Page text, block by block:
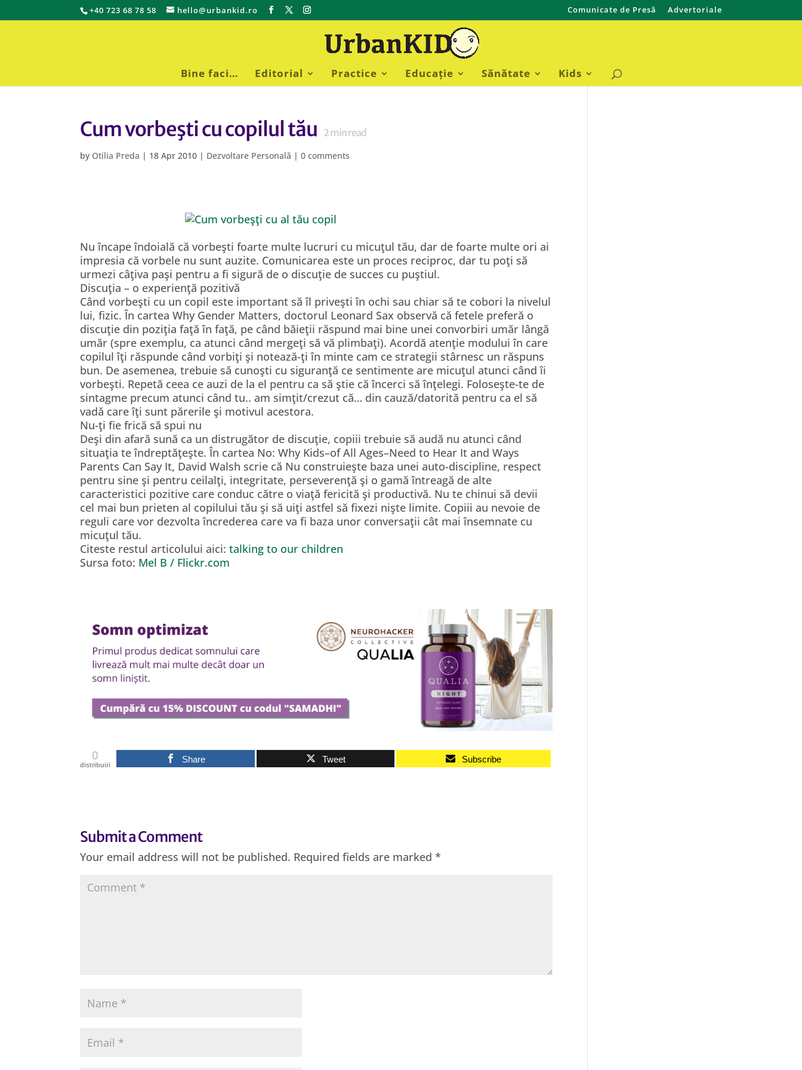
+40 723 68 78 58 hello@urbankid.ro Comunicate de Presă Advertoriale
Bine faci… Editorial Practice Educație Sănătate Kids
Cum vorbeşti cu copilul tău 2min read
by Otilia Preda | 18 Apr 2010 | Dezvoltare Personală |0 comments
Nu încape îndoială că vorbeşti foarte multe lucruri cu micuţul tău, dar de foarte multe ori ai
impresia că vorbele nu sunt auzite. Comunicarea este un proces reciproc, dar tu poţi să
urmezi câţiva paşi pentru a fi sigură de o discuţie de succes cu puştiul.
Discuţia – o experienţă pozitivă
Când vorbeşti cu un copil este important să îl priveşti în ochi sau chiar să te cobori la nivelul
lui, fizic. În cartea Why Gender Matters, doctorul Leonard Sax observă că fetele preferă o
discuţie din poziţia faţă în faţă, pe când băieţii răspund mai bine unei convorbiri umăr lângă
umăr (spre exemplu, ca atunci când mergeţi să vă plimbaţi). Acordă atenţie modului în care
copilul îţi răspunde când vorbiţi şi notează-ţi în minte cam ce strategii stârnesc un răspuns
bun. De asemenea, trebuie să cunoşti cu siguranţă ce sentimente are micuţul atunci când îi
vorbeşti. Repetă ceea ce auzi de la el pentru ca să ştie că încerci să înţelegi. Foloseşte-te de
sintagme precum atunci când tu.. am simţit/crezut că… din cauză/datorită pentru ca el să
vadă care îţi sunt părerile şi motivul acestora.
Nu-ţi fie frică să spui nu
Deşi din afară sună ca un distrugător de discuţie, copiii trebuie să audă nu atunci când
situaţia te îndreptăţeşte. În cartea No: Why Kids–of All Ages–Need to Hear It and Ways
Parents Can Say It, David Walsh scrie că Nu construieşte baza unei auto-discipline, respect
pentru sine şi pentru ceilalţi, integritate, perseverenţă şi o gamă întreagă de alte
caracteristici pozitive care conduc către o viaţă fericită şi productivă. Nu te chinui să devii
cel mai bun prieten al copilului tău şi să uiţi astfel să fixezi nişte limite. Copiii au nevoie de
reguli care vor dezvolta încrederea care va fi baza unor conversaţii cât mai însemnate cu
micuţul tău.
Citeste restul articolului aici:talking to our children
Sursa foto: Mel B / Flickr.com
0
distribuiri
Share Tweet Subscribe
Submit a Comment
Your email address will not be published. Required fields are marked*